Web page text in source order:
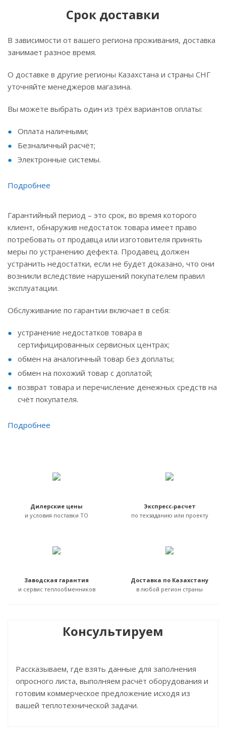
Срок доставки
В зависимости от вашего региона проживания, доставка
занимает разное время.
О доставке в другие регионы Казахстана и страны СНГ
уточняйте менеджеров магазина.
Вы можете выбрать один из трёх вариантов оплаты:
Оплата наличными;
Безналичный расчёт;
Электронные системы.
Подробнее
Гарантийный период – это срок, во время которого
клиент, обнаружив недостаток товара имеет право
потребовать от продавца или изготовителя принять
меры по устранению дефекта. Продавец должен
устранить недостатки, если не будет доказано, что они
возникли вследствие нарушений покупателем правил
эксплуатации.
Обслуживание по гарантии включает в себя:
устранение недостатков товара в
сертифицированных сервисных центрах;
обмен на аналогичный товар без доплаты;
обмен на похожий товар с доплатой;
возврат товара и перечисление денежных средств на
счёт покупателя.
Подробнее
Дилерские цены
и условия поставки ТО
Экспресс-расчет
по техзаданию или проекту
Заводская гарантия
и сервис теплообменников
Доставка по Казахстану
в любой регион страны
Консультируем
Рассказываем, где взять данные для заполнения
опросного листа, выполняем расчёт оборудования и
готовим коммерческое предложение исходя из
вашей теплотехнической задачи.